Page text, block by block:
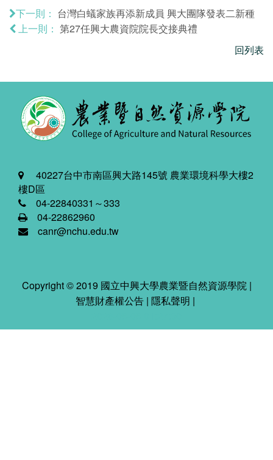
下一則： 台灣白蟻家族再添新成員 興大團隊發表二新種
上一則：
第27任興大農資院院長交接典禮
回列表
40227台中市南區興大路145號 農業環境科學大樓2
樓D區
04-22840331～333
04-22862960
canr@nchu.edu.tw
Copyright © 2019 國立中興大學農業暨自然資源學院 |
智慧財產權公告 | 隱私聲明 |